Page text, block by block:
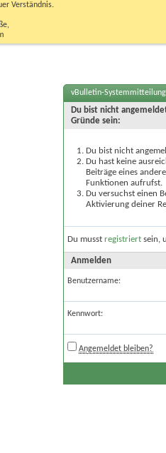
Verständnis.
vBulletin-Systemmitteilung
Du bist nicht
Gründe sein:
Du bist nicht
Du hast keine
Beiträge eines
Funktionen aufrufst.
Du versuchst einen
Aktivierung deiner
Du musst registriert sein,
Anmelden
Benutzername:
Kennwort:
Angemeldet bleiben?